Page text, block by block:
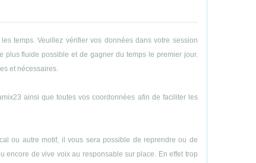
temps. Veuillez vérifier vos données dans votre session
fluide possible et de gagner du temps le premier jour.
et nécessaires.
ainsi que toutes vos coordonnées afin de faciliter les
ou autre motif, il vous sera possible de reprendre ou de
encore de vive voix au responsable sur place. En effet trop